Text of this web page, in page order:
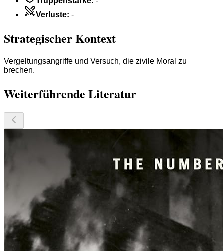
Verluste: -
Strategischer Kontext
Vergeltungsangriffe und Versuch, die zivile Moral zu
brechen.
Weiterführende Literatur